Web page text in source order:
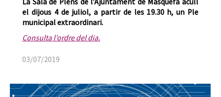
el dijous 4 de juliol, a partir de les 19.30 h, un Ple
municipal extraordinari.
Consulta l’ordre del dia.
03/07/2019